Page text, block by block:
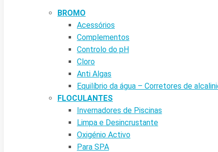
BROMO
Acessórios
Complementos
Controlo do pH
Cloro
Anti Algas
Equilíbrio da água – Corretores de
FLOCULANTES
Invernadores de Piscinas
Limpa e Desincrustante
Oxigénio Activo
Para SPA